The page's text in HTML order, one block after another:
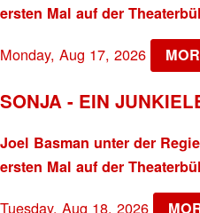
ersten Mal auf der
Monday, Aug 17, 2026
SONJA - EIN
Joel Basman unter der
ersten Mal auf der
Tuesday, Aug 18, 2026